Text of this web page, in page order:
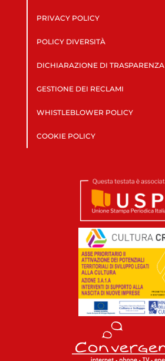
PRIVACY POLICY
POLICY DIVERSITÀ
DICHIARAZIONE DI TRASPARENZA
GESTIONE DEI RECLAMI
WHISTLEBLOWER POLICY
COOKIE POLICY